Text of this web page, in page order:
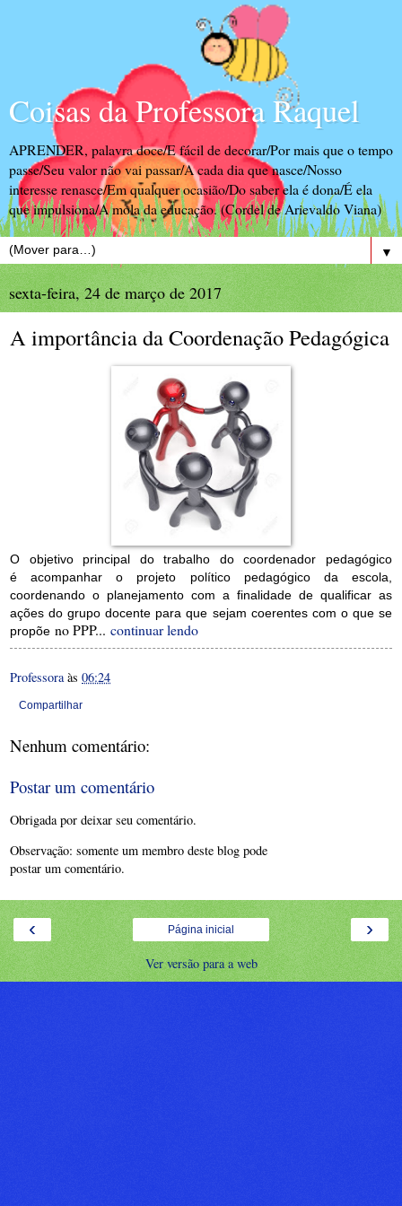
Coisas da Professora Raquel
APRENDER, palavra doce/E fácil de decorar/Por mais que o tempo
passe/Seu valor não vai passar/A cada dia que nasce/Nosso
interesse renasce/Em qualquer ocasião/Do saber ela é dona/É ela
que impulsiona/A mola da educação. (Cordel de Arievaldo Viana)
▼
sexta-feira, 24 de março de 2017
A importância da Coordenação Pedagógica
O objetivo principal do trabalho do coordenador pedagógico
éacompanhar o projeto político pedagógico da escola,
coordenando o planejamento com a finalidade de qualificar as
ações do grupodocente para que sejam coerentes com o que se
propõe no PPP... continuar lendo
Professora às 06:24
Compartilhar
Nenhum comentário:
Postar um comentário
Obrigada por deixar seu comentário.
Observação: somente um membro deste blog pode
postar um comentário.
‹ ›
Página inicial
Ver versão para a web